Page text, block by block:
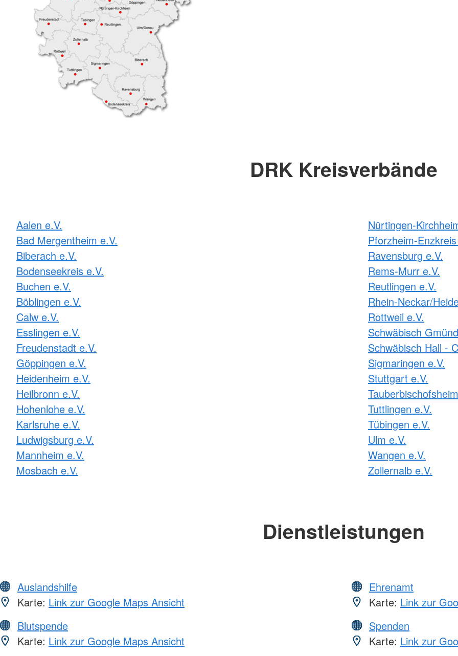
DRK Kreisverbände
Aalen e.V.
Bad Mergentheim e.V.
Biberach e.V.
Bodenseekreis e.V.
Buchen e.V.
Böblingen e.V.
Calw e.V.
Esslingen e.V.
Freudenstadt e.V.
Göppingen e.V.
Heidenheim e.V.
Heilbronn e.V.
Hohenlohe e.V.
Karlsruhe e.V.
Ludwigsburg e.V.
Mannheim e.V.
Mosbach e.V.
Nürtingen-
Pforzheim-
Ravensburg e.V.
Rems-Murr e.V.
Reutlingen e.V.
Rhein-Neckar/
Rottweil e.V.
Schwäbisch
Schwäbisch Hall -
Sigmaringen e.V.
Stuttgart e.V.
Tuttlingen e.V.
Tübingen e.V.
Ulm e.V.
Wangen e.V.
Zollernalb e.V.
Dienstleistungen
Auslandshilfe
Karte: Link zur Google Maps Ansicht
Blutspende
Karte: Link zur Google Maps Ansicht
Ehrenamt
Karte: Link zur
Spenden
Karte: Link zur